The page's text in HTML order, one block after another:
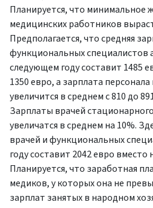
Планируется, что минимальное
медицинских работников
Предполагается, что средняя
функциональных специалистов
следующем году составит 1485
1350 евро, а зарплата
увеличится в среднем с 810 до
Зарплаты врачей
увеличатся в среднем на 10%.
врачей и функциональных
году составит 2042 евро
Планируется, что заработная
медиков, у которых она не
зарплат занятых в народном